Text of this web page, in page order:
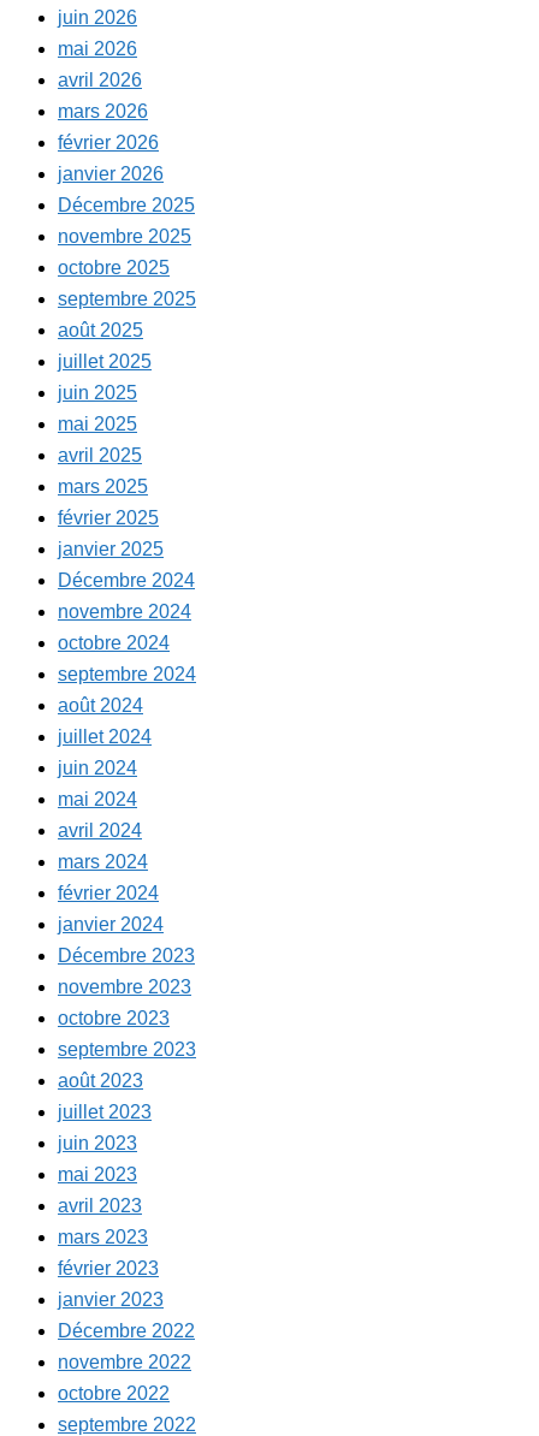
juin 2026
mai 2026
avril 2026
mars 2026
février 2026
janvier 2026
Décembre 2025
novembre 2025
octobre 2025
septembre 2025
août 2025
juillet 2025
juin 2025
mai 2025
avril 2025
mars 2025
février 2025
janvier 2025
Décembre 2024
novembre 2024
octobre 2024
septembre 2024
août 2024
juillet 2024
juin 2024
mai 2024
avril 2024
mars 2024
février 2024
janvier 2024
Décembre 2023
novembre 2023
octobre 2023
septembre 2023
août 2023
juillet 2023
juin 2023
mai 2023
avril 2023
mars 2023
février 2023
janvier 2023
Décembre 2022
novembre 2022
octobre 2022
septembre 2022